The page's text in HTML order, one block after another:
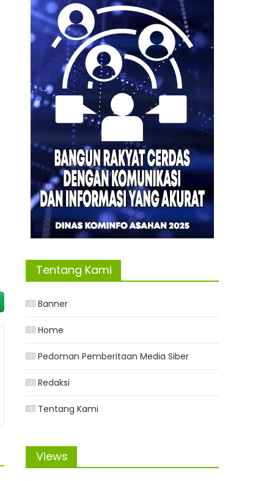
Tentang Kami
Banner
Home
Pedoman Pemberitaan Media Siber
Redaksi
Tentang Kami
Views